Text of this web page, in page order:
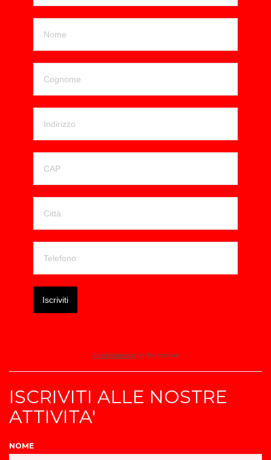
Iscriviti
Email Marketing by Benchmark
ISCRIVITI ALLE NOSTRE
ATTIVITA'
NOME